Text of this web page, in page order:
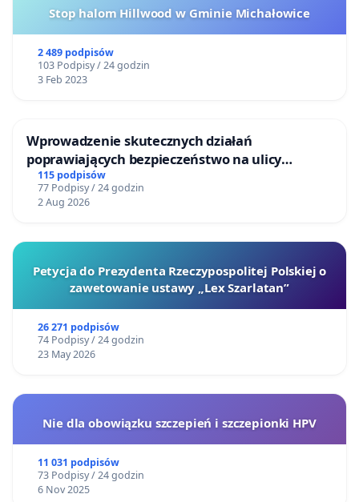
Stop halom Hillwood w Gminie Michałowice
2 489 podpisów
103 Podpisy / 24 godzin
3 Feb 2023
Wprowadzenie skutecznych działań
poprawiających bezpieczeństwo na ulicy
Żeromskiego w Otwocku
115 podpisów
77 Podpisy / 24 godzin
2 Aug 2026
Petycja do Prezydenta Rzeczypospolitej Polskiej o
zawetowanie ustawy „Lex Szarlatan”
26 271 podpisów
74 Podpisy / 24 godzin
23 May 2026
Nie dla obowiązku szczepień i szczepionki HPV
11 031 podpisów
73 Podpisy / 24 godzin
6 Nov 2025